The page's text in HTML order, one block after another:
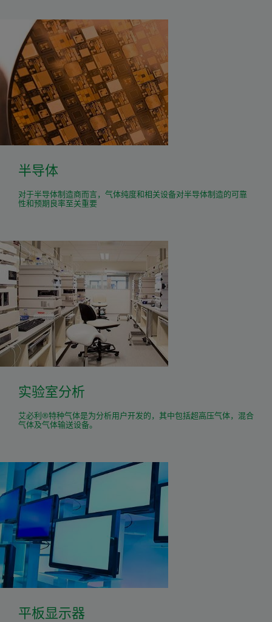
半导体
对于半导体制造商而言，气体纯度和相关设备对半导体制造的可靠
性和预期良率至关重要
实验室分析
艾必利®特种气体是为分析用户开发的，其中包括超高压气体，混合
气体及气体输送设备。
平板显示器